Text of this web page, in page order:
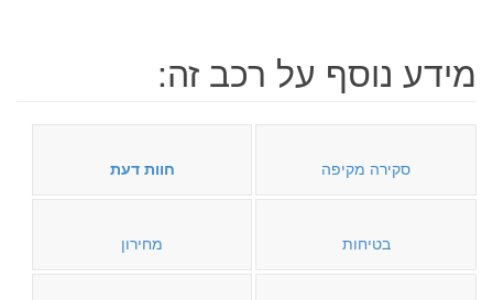
מידע נוסף על רכב זה:
סקירה מקיפה חוות דעת
בטיחות מחירון